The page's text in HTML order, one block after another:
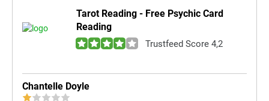
Tarot Reading - Free Psychic Card
Reading
Trustfeed Score 4,2
Chantelle Doyle